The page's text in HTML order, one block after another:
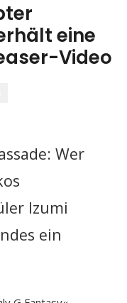
eine
Video
Wer
Izumi
ein